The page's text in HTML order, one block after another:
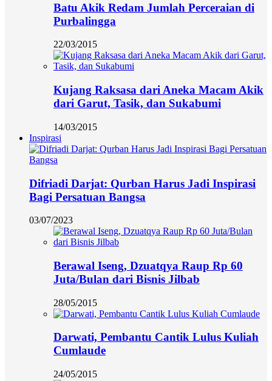
Batu Akik Redam Jumlah Perceraian di
Purbalingga
22/03/2015
Kujang Raksasa dari Aneka Macam Akik
dari Garut, Tasik, dan Sukabumi
14/03/2015
Inspirasi
Difriadi Darjat: Qurban Harus Jadi Inspirasi
Bagi Persatuan Bangsa
03/07/2023
Berawal Iseng, Dzuatqya Raup Rp 60
Juta/Bulan dari Bisnis Jilbab
28/05/2015
Darwati, Pembantu Cantik Lulus Kuliah
Cumlaude
24/05/2015